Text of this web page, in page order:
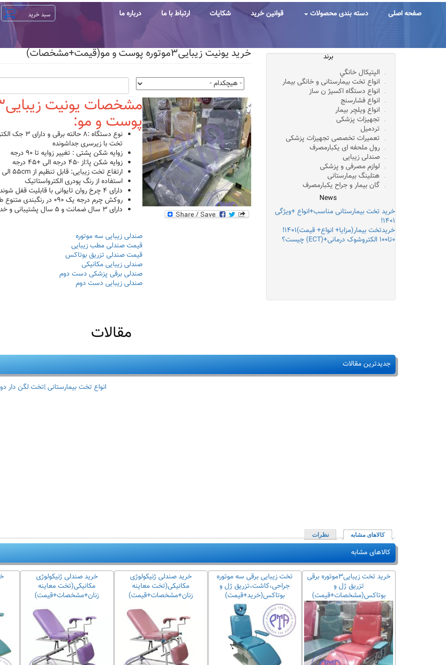
رفتن
صفحه اصلی دسته بندی محصولات قوانین خرید شکایات ارتباط با ما درباره ما
خرید یونیت زیبایی۳موتوره پوست و مو(قیمت+مشخصات)
پوست و مو:
نوع دستگاه :۸
تخت با زیرسری جداشونده
زوایه شکن پشتی : تغییر زوایه تا ۹۰ درجه
زوایه شکن پا:از -۴۵ درجه الی +۴۵ درجه
ارتفاع تخت زیبایی: قابل تنظیم از ۵۵cm الی ۹۵cm
استفاده از رنگ پودری الکترواستاتیک
دارای ۴ چرخ روان تایوانی با قابلیت قفل شوندگی
روکش چرم درجه یک ۰۹۰ در رنگبندی متنوع طبق کالیته
دارای ۳ سال ضمانت و ۵ سال پشتیبانی و خدمات
صندلی زیبایی سه موتوره
قیمت صندلی مطب زیبایی
قیمت صندلی تزریق بوتاکس
صندلی زیبایی مکانیکی
صندلی برقی پزشکی دست دوم
صندلی زیبایی دست دوم
برند
الپتيکال خانگي
انواع تخت بیمارستانی و خانگی بیمار
انواع دستگاه اکسیژ ن ساز
انواع فشارسنج
انواع ویلچر بیمار
تجهیزات پزشکی
تردمیل
تعمیرات تخصصی تجهیزات پزشکی
رول ملحفه ای یکبارمصرف
صندلی زیبایی
لوازم مصرفی و پزشکی
هتلینگ بیمارستانی
گان بیمار و جراح یکبارمصرف
News
خرید تخت بیمارستانی مناسب+انواع +ویژگی
۱۴۰۱!
خریدتخت بیمار(مزایا+ انواع+ قیمت)۱۴۰۱!
۰تا۱۰۰ الکتروشوک درمانی+(ECT) چیست؟
مقالات
جدیدترین مقالات
انواع تخت بیمارستانی |تخت لگن دار
کالاهای مشابه (لبه فعال)نظرات
کالاهای مشابه
خرید صندلی ژنیکولوژی
مکانیکی(تخت معاینه
زنان+مشخصات+قیمت)
خرید صندلی ژنیکولوژی
مکانیکی(تخت معاینه
زنان+مشخصات+قیمت)
تخت زیبایی برقی سه موتوره
جراحی،کاشت،تزریق ژل و
بوتاکس(خرید+قیمت)
خرید تخت زیبایی۳موتوره برقی
تزریق ژل و
بوتاکس(مشخصات+قیمت)